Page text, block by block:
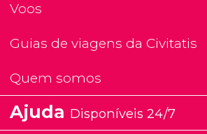
Voos
Guias de viagens da Civitatis
Quem somos
Ajuda Disponíveis 24/7